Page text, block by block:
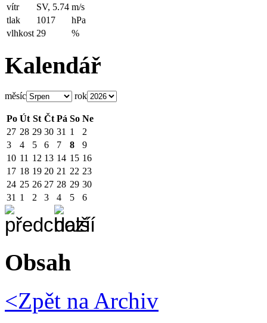
vítr SV, 5.74 m/s
tlak
1017
hPa
vlhkost 29 %
Kalendář
měsíc rok
Po Út St Čt Pá So Ne
27 28 29 30 31 1
2
3
4 5 6 7 8
9
10 11 12 13 14 15 16
17 18 19 20 21 22 23
24 25 26 27 28 29 30
31 1 2 3 4 5 6
Obsah
<Zpět na Archiv